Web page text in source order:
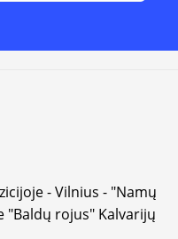
- Vilnius - "Namų
"Baldų rojus" Kalvarijų